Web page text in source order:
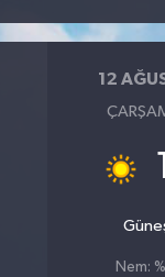
12
Nem: